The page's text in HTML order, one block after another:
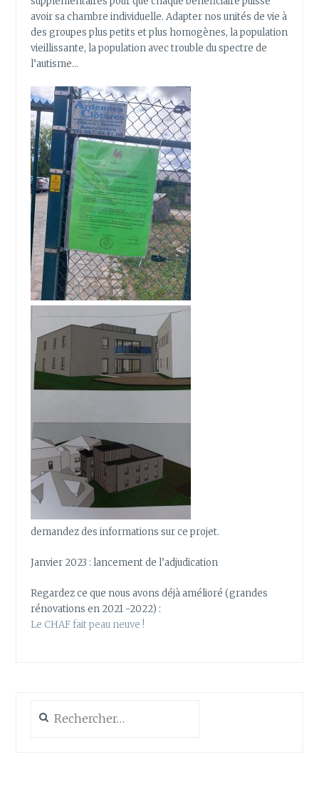
avoir sa chambre individuelle. Adapter nos unités de vie à
des groupes plus petits et plus homogènes, la population
vieillissante, la population avec trouble du spectre de
l’autisme…
demandez des informations sur ce projet.
Janvier 2023 : lancement de l’adjudication
Regardez ce que nous avons déjà amélioré (grandes
rénovations en 2021 -2022) :
Le CHAF fait peau neuve !